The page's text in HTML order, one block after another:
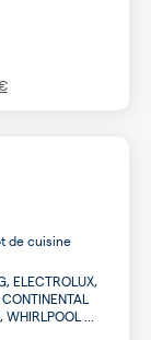
de cuisine
ELECTROLUX,
...